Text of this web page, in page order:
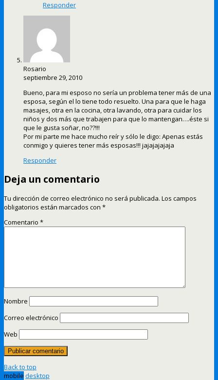
Responder
Rosario
septiembre 29, 2010
Bueno, para mi esposo no sería un problema tener más de una
esposa, según el lo tiene todo resuelto. Una para que le haga
masajes, otra en la cocina, otra lavando, otra para cuidar los
niños y dos más que trabajen para que lo mantengan….éste si
que le gusta soñar, no??!!!
Por mi parte me hace mucho reír y sólo le digo: Apenas estás
conmigo y quieres tener más esposas!!! jajajajajaja
Responder
Deja un comentario
Tu dirección de correo electrónico no será publicada. Los campos
obligatorios están marcados con *
Comentario *
Nombre
Correo electrónico
Web
Back to top
mobile desktop